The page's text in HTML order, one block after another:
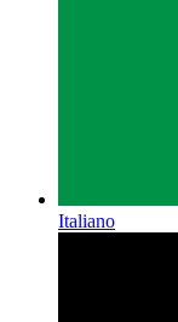
Italiano